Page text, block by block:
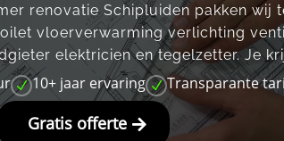
renovatie Schipluiden pakken wij
vloerverwarming verlichting
elektricien en tegelzetter.​ Je
N 10+ jaar ervaring N Transparante
Gratis offerte